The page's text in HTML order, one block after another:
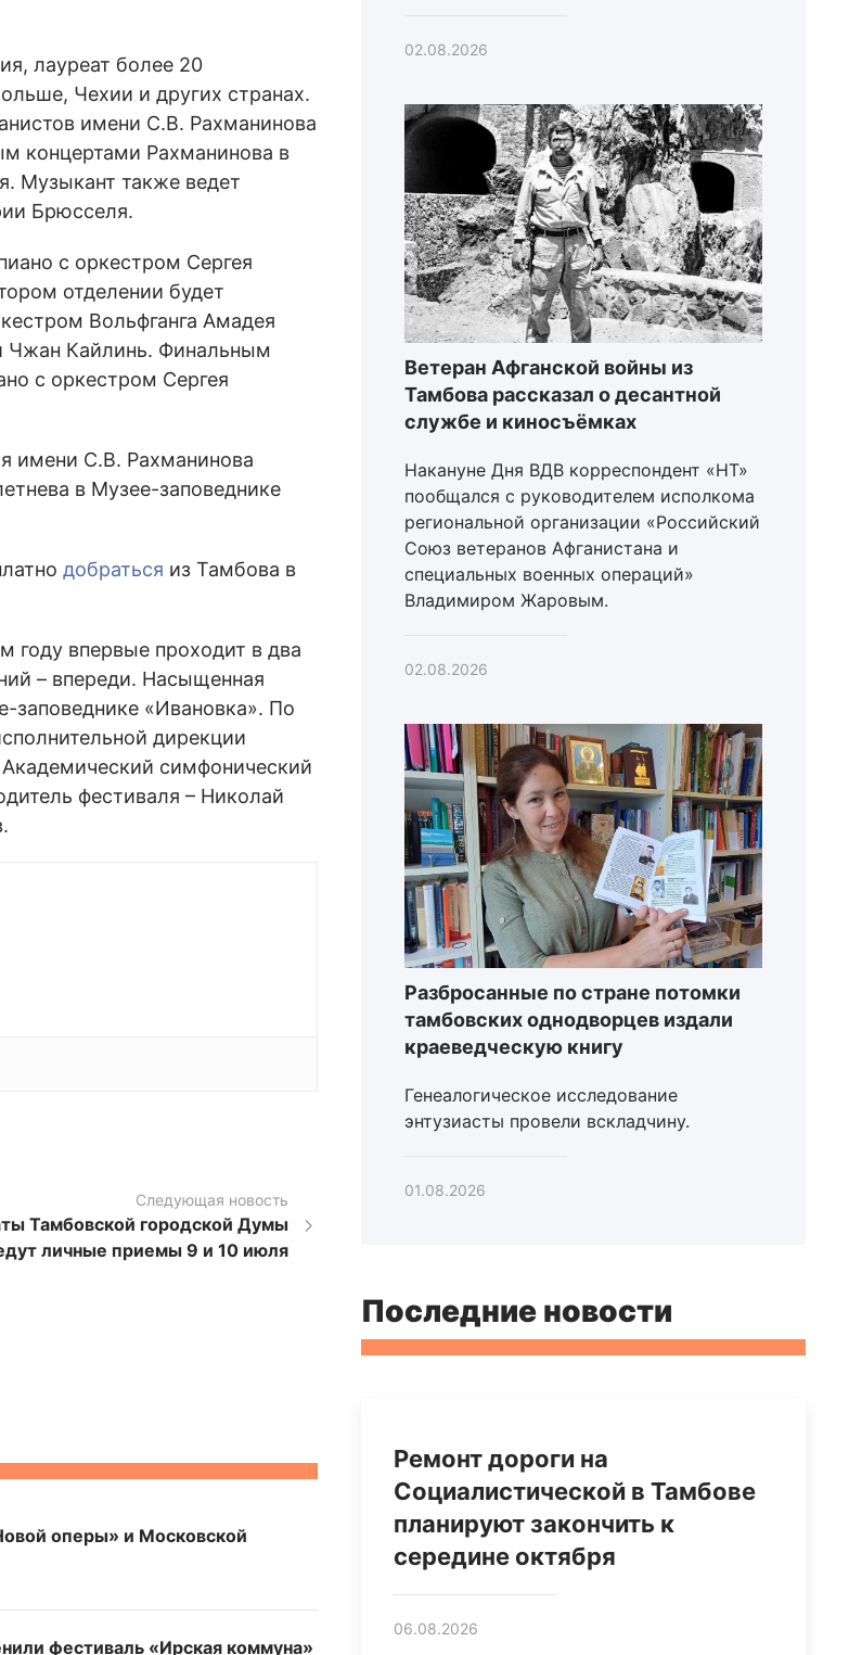
лауреат более 20
Чехии и других странах.
имени С.В. Рахманинова
концертами Рахманинова в
Музыкант также ведет
Брюсселя.
с оркестром Сергея
отделении будет
Вольфганга Амадея
Чжан Кайлинь. Финальным
с оркестром Сергея
имени С.В. Рахманинова
в Музее-заповеднике
добраться из Тамбова в
впервые проходит в два
– впереди. Насыщенная
заповеднике «Ивановка». По
дирекции
симфонический
фестиваля – Николай
Следующая новость
Тамбовской городской Думы
личные приемы 9 и 10 июля
оперы» и Московской
фестиваль «Ирская коммуна»
02.08.2026
Ветеран Афганской войны из
Тамбова рассказал о десантной
службе и киносъёмках
Накануне Дня ВДВ корреспондент «НТ»
пообщался с руководителем исполкома
региональной организации «Российский
Союз ветеранов Афганистана и
специальных военных операций»
Владимиром Жаровым.
02.08.2026
Разбросанные по стране потомки
тамбовских однодворцев издали
краеведческую книгу
Генеалогическое исследование
энтузиасты провели вскладчину.
01.08.2026
Последние новости
Ремонт дороги на
Социалистической в Тамбове
планируют закончить к
середине октября
06.08.2026